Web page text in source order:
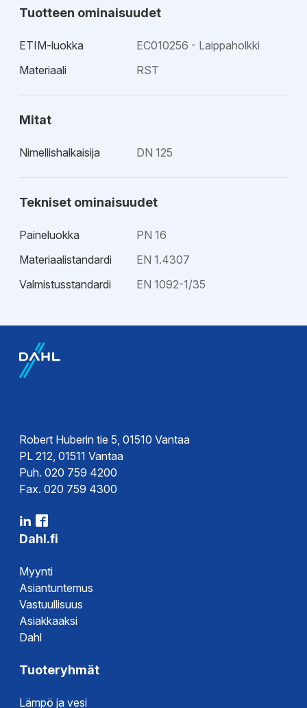
Tuotteen ominaisuudet
ETIM-luokka
EC010256 - Laippaholkki
Materiaali
RST
Mitat
Nimellishalkaisija DN 125
Tekniset ominaisuudet
Paineluokka
PN 16
Materiaalistandardi
EN 1.4307
Valmistusstandardi
EN 1092-1/35
EPD-
ympäristöseloste
Robert Huberin tie 5, 01510 Vantaa
PL 212, 01511 Vantaa
Puh. 020 759 4200
Fax. 020 759 4300
Dahl.fi
Myynti
Asiantuntemus
Vastuullisuus
Asiakkaaksi
Dahl
Tuoteryhmät
Lämpö ja vesi